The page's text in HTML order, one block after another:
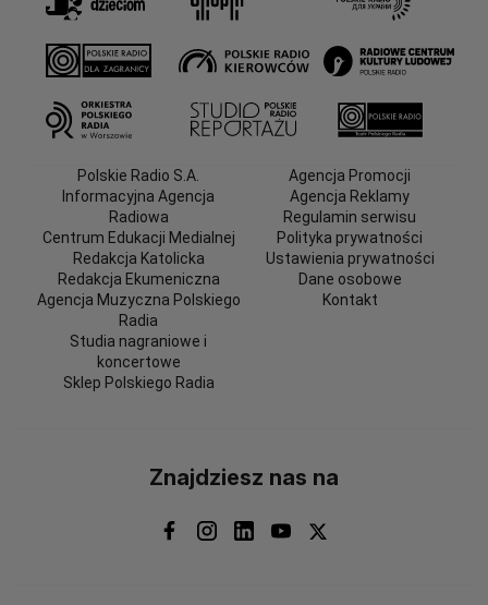
Polskie Radio S.A.
Informacyjna Agencja
Radiowa
Centrum Edukacji Medialnej
Redakcja Katolicka
Redakcja Ekumeniczna
Agencja Muzyczna Polskiego
Radia
Studia nagraniowe i
koncertowe
Sklep Polskiego Radia
Agencja Promocji
Agencja Reklamy
Regulamin serwisu
Polityka prywatności
Ustawienia prywatności
Dane osobowe
Kontakt
Znajdziesz nas na